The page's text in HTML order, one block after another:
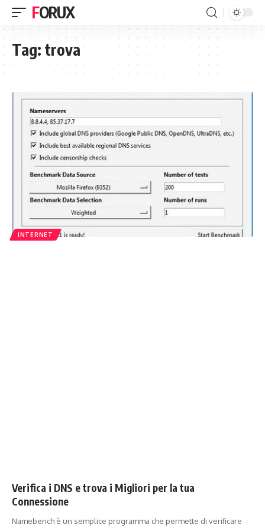
FORUX
Tag: trova
INTERNET
Verifica i DNS e trova i Migliori per la tua
Connessione
Namebench è un semplice programma che permette di verificare